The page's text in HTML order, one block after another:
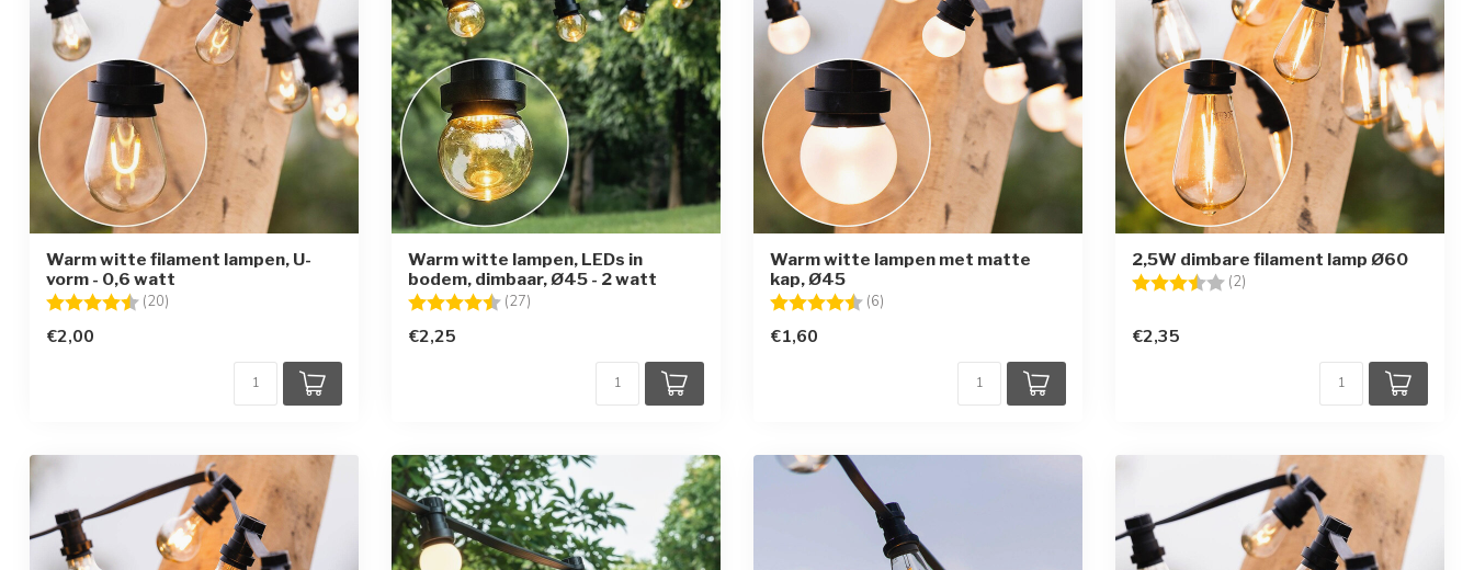
Warm witte filament lampen, U-
vorm - 0,6 watt
Beoordeling: (20)
€2,00
Warm witte lampen, LEDs in
bodem, dimbaar, Ø45 - 2 watt
Beoordeling: (27)
€2,25
Warm witte lampen met matte
kap, Ø45
Beoordeling: (6)
€1,60
2,5W dimbare filament lamp Ø60
Beoordeling: (2)
€2,35